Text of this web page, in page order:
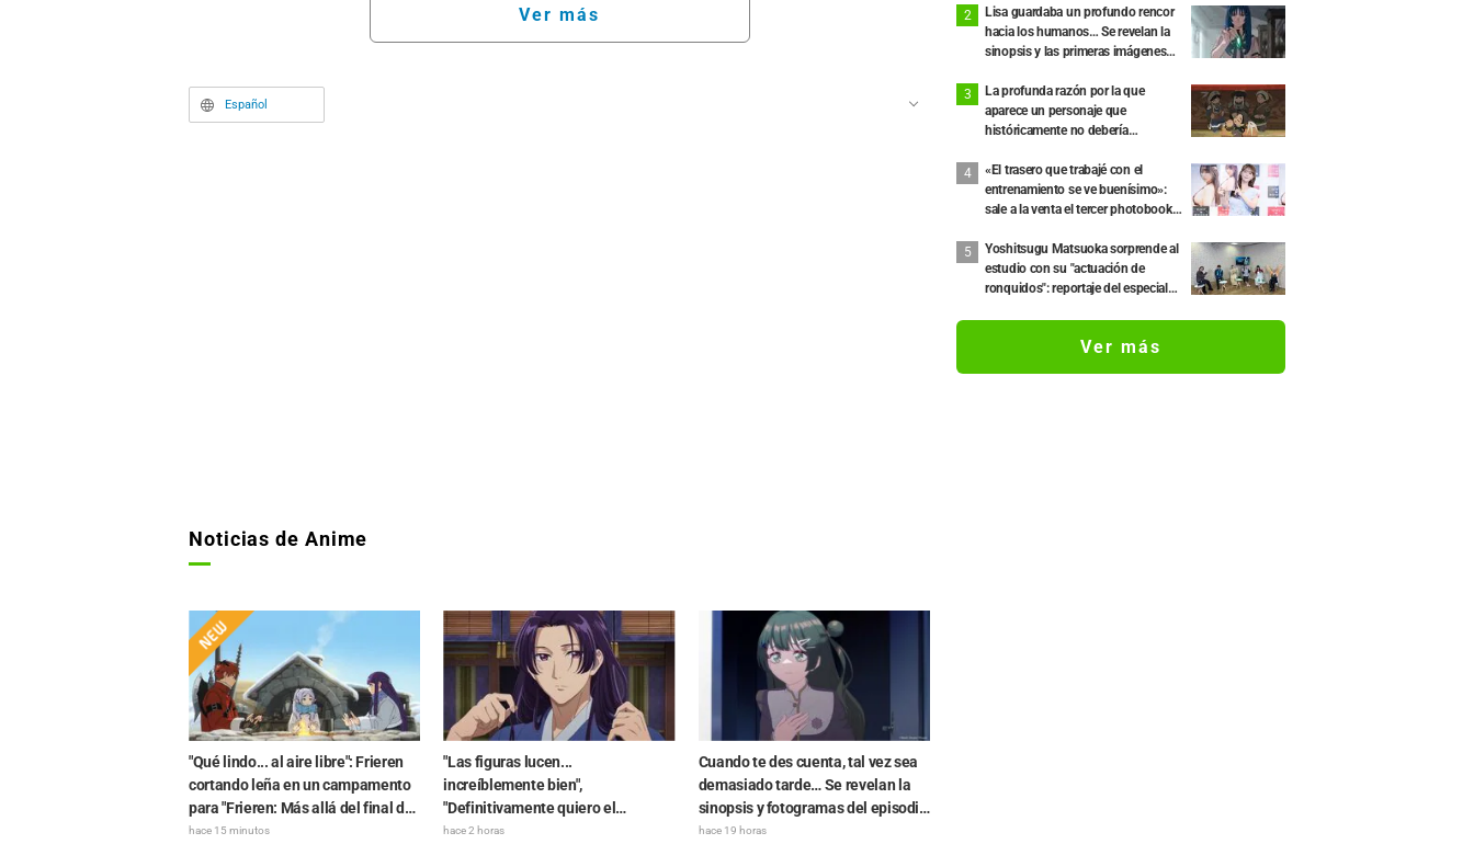
Ver más
Español
Noticias de Anime
"Qué lindo... al aire libre": Frieren
cortando leña en un campamento
para "Frieren: Más allá del final del
viaje", y los fans reaccionan a su
hace 15 minutos
"Las figuras lucen...
increíblemente bien",
"Definitivamente quiero el
conjunto completo": Maomao y
hace 2 horas
Cuando te des cuenta, tal vez sea
demasiado tarde… Se revelan la
sinopsis y fotogramas del episodio
8 del anime "BanG Dream!
hace 19 horas
anime "The Cat and the Dragon"
Lisa guardaba un profundo rencor
hacia los humanos… Se revelan la
sinopsis y las primeras imágenes
Lara”
La profunda razón por la que
aparece un personaje que
históricamente no debería
historia detrás de escena del
creador de «Jaadugar: A Witch in
Mongolia»: «Así que Jochi
estrella»
«El trasero que trabajé con el
entrenamiento se ve buenísimo»:
sale a la venta el tercer photobook
Yoshitsugu Matsuoka sorprende al
estudio con su "actuación de
ronquidos": reportaje del especial
Labyrinth Country's Novice Seeker
Ver más